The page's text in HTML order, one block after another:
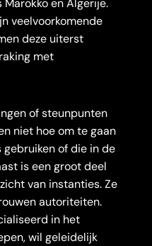
Marokko en Algerije.
veelvoorkomende
deze uiterst
met
of steunpunten
niet hoe om te gaan
of die in de
is een groot deel
van instanties. Ze
autoriteiten.
in het
wil geleidelijk